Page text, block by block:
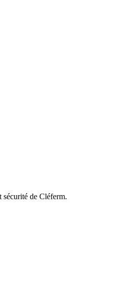
de Cléferm.